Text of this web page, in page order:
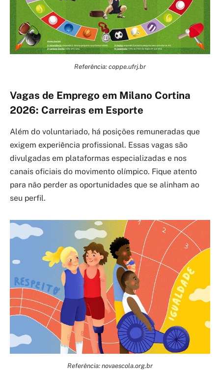
Referência: coppe.ufrj.br
Vagas de Emprego em Milano Cortina
2026: Carreiras em Esporte
Além do voluntariado, há posições remuneradas que
exigem experiência profissional. Essas vagas são
divulgadas em plataformas especializadas e nos
canais oficiais do movimento olímpico. Fique atento
para não perder as oportunidades que se alinham ao
seu perfil.
Referência: novaescola.org.br